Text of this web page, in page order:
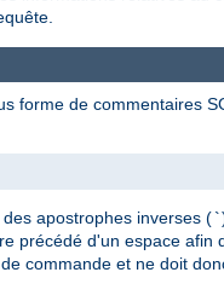
forme de commentaires
apostrophes inverses (`
précédé d'un espace afin
commande et ne doit